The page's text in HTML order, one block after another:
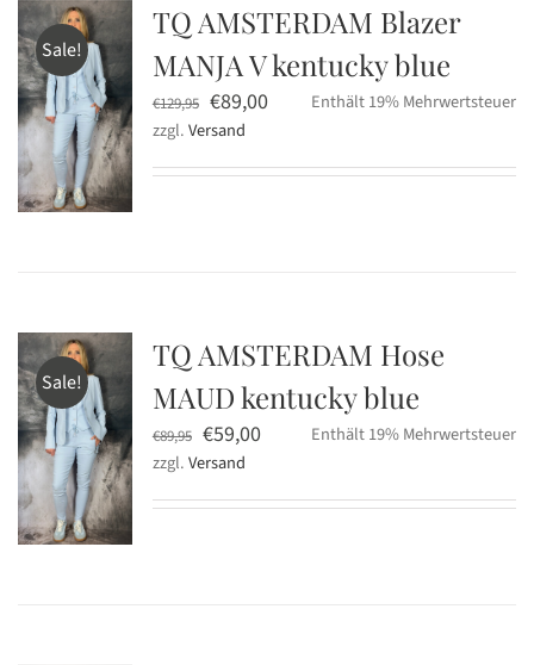
Sale!
TQ AMSTERDAM Blazer
MANJA V kentucky blue
€129,95 Ursprünglicher
Preis
war:
€89,00Aktueller
ist:
Enthält 19% Mehrwertsteuer
zzgl.Versand
Sale!
TQ AMSTERDAM Hose
MAUD kentucky blue
€89,95 Ursprünglicher
Preis
war:
€59,00Aktueller
ist:
Enthält 19% Mehrwertsteuer
zzgl.Versand